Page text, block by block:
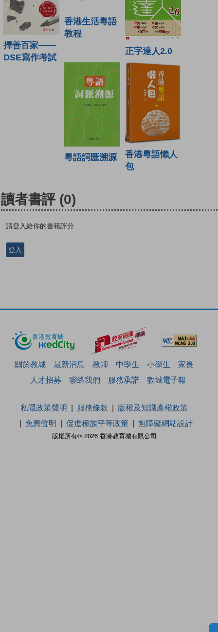
擇善百家——
DSE寫作考試
香港生活粵語
教程
正字達人2.0
粵語詞匯溯源
香港粵語懶人
包
讀者書評 (0)
請登入給你的書籍評分
登入
關於教城 最新消息 教師 中學生 小學生
家長
人才招募
聯絡我們 服務承諾 教城電子報
版權所有© 2026 香港教育城有限公司
私隱政策聲明 服務條款
版權及知識產權政策
免責聲明
促進種族平等政策 無障礙網站設計